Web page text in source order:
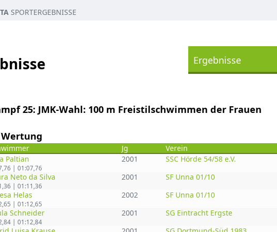
SPORTERGEBNISSE
Ergebnisse
25: JMK-Wahl: 100 m Freistilschwimmen der Frauen
Jg Verein
Paltian 2001 SSC Hörde 54/58 e.V.
| 01:07,76
Neto da Silva 2001 SF Unna 01/10
| 01:11,36
Helas 2002 SF Unna 01/10
| 01:12,65
Schneider 2001 SG Eintracht Ergste
| 01:12,84